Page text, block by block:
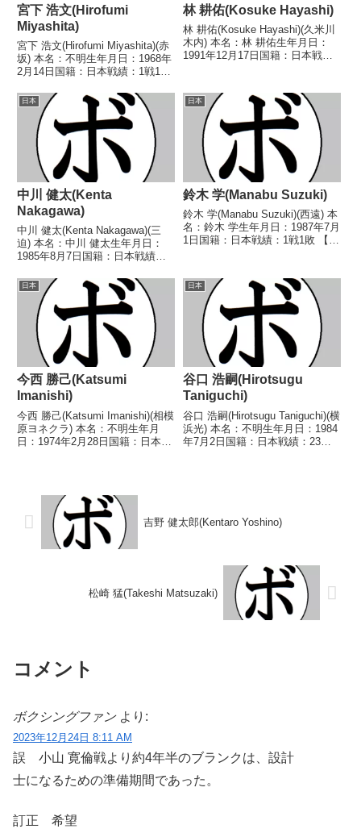
宮下 浩文(Hirofumi
Miyashita)
宮下 浩文(Hirofumi Miyashita)(赤
坂) 本名：不明生年月日：1968年
2月14日国籍：日本戦績：1戦1
歴】■1992年度東日本スーパーフ
ェザー級新人王予選1992/06/23
●1RKO ア...
林 耕佑(Kosuke Hayashi)
林 耕佑(Kosuke Hayashi)(久米川
木内) 本名：林 耕佑生年月日：
1991年12月17日国籍：日本戦
●1RTKO 山内 寛太(DANGAN
AOKI)2025/...
日本
中川 健太(Kenta
Nakagawa)
中川 健太(Kenta Nakagawa)(三
迫) 本名：中川 健太生年月日：
1985年8月7日国籍：日本戦績：
イトル】第38代日本スーパーフ
ライ級王座第42代日本スーパー
フライ級王座第44代日本ス...
日本
鈴木 学(Manabu Suzuki)
鈴木 学(Manabu Suzuki)(西遠) 本
名：鈴木 学生年月日：1987年7月
1日国籍：日本戦績：1戦1敗 【獲
太(緑) 【補足情報】・静岡県袋井
市出身。・鈴木 ...
日本
今西 勝己(Katsumi
Imanishi)
今西 勝己(Katsumi Imanishi)(相模
原ヨネクラ) 本名：不明生年月
日：1974年2月28日国籍：日本戦
(北海道)19...
日本
谷口 浩嗣(Hirotsugu
Taniguchi)
谷口 浩嗣(Hirotsugu Taniguchi)(横
浜光) 本名：不明生年月日：1984
年7月2日国籍：日本戦績：23戦
吉野 健太郎(Kentaro Yoshino)
松崎 猛(Takeshi Matsuzaki)
コメント
ボクシングファン より:
2023年12月24日 8:11 AM
誤 小山 寛倫戦より約4年半のブランクは、設計
士になるための準備期間であった。
訂正 希望